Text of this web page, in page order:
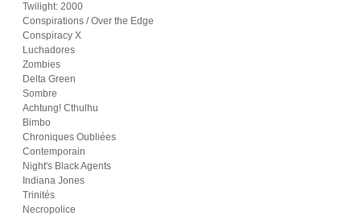
Twilight: 2000
Conspirations / Over the Edge
Conspiracy X
Luchadores
Zombies
Delta Green
Sombre
Achtung! Cthulhu
Bimbo
Chroniques Oubliées
Contemporain
Night's Black Agents
Indiana Jones
Trinités
Necropolice